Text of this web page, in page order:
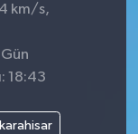
km/s,
18:43